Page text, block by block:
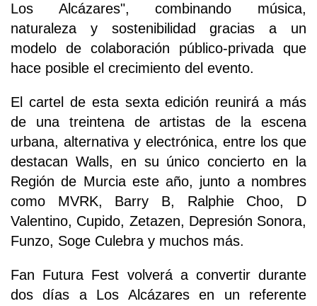
Los Alcázares", combinando música,
naturaleza y sostenibilidad gracias a un
modelo de colaboración público-privada que
hace posible el crecimiento del evento.
El cartel de esta sexta edición reunirá a más
de una treintena de artistas de la escena
urbana, alternativa y electrónica, entre los que
destacan Walls, en su único concierto en la
Región de Murcia este año, junto a nombres
como MVRK, Barry B, Ralphie Choo, D
Valentino, Cupido, Zetazen, Depresión Sonora,
Funzo, Soge Culebra y muchos más.
Fan Futura Fest volverá a convertir durante
dos días a Los Alcázares en un referente